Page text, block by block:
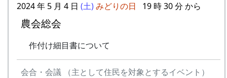
2024 年 5 月 4 日 (土)みどりの日 19 時 30 分 から
農会総会
作付け細目書について
会合・会議 （主として住民を対象とするイベント）